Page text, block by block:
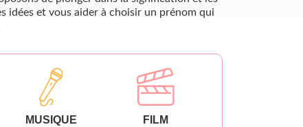
idées et vous aider à choisir un prénom qui
MUSIQUE FILM